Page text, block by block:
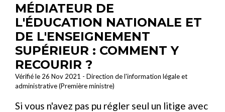
MÉDIATEUR DE
L'ÉDUCATION NATIONALE ET
DE L'ENSEIGNEMENT
SUPÉRIEUR : COMMENT Y
RECOURIR ?
Vérifié le 26 Nov 2021 - Direction de l'information légale et
administrative (Première ministre)
Si vous n'avez pas pu régler seul un litige avec